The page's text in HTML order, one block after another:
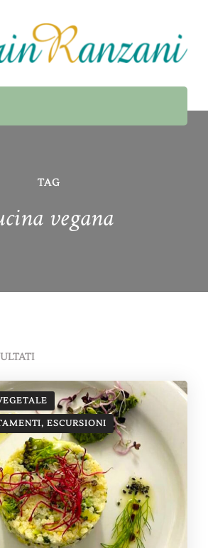
Naturalistica, Naturopata e chef di
cucina 100% vegetale
TAG
vegana
ESCURSIONI